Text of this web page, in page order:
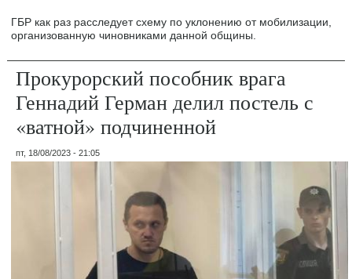
ГБР как раз расследует схему по уклонению от мобилизации,
организованную чиновниками данной общины.
Прокурорский пособник врага
Геннадий Герман делил постель с
«ватной» подчиненной
пт, 18/08/2023 - 21:05